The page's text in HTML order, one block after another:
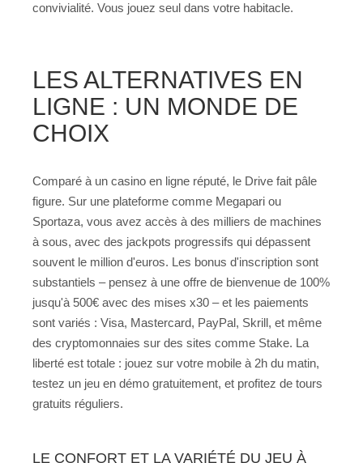
convivialité. Vous jouez seul dans votre habitacle.
LES ALTERNATIVES EN
LIGNE : UN MONDE DE
CHOIX
Comparé à un casino en ligne réputé, le Drive fait pâle
figure. Sur une plateforme comme Megapari ou
Sportaza, vous avez accès à des milliers de machines
à sous, avec des jackpots progressifs qui dépassent
souvent le million d'euros. Les bonus d'inscription sont
substantiels – pensez à une offre de bienvenue de 100%
jusqu'à 500€ avec des mises x30 – et les paiements
sont variés : Visa, Mastercard, PayPal, Skrill, et même
des cryptomonnaies sur des sites comme Stake. La
liberté est totale : jouez sur votre mobile à 2h du matin,
testez un jeu en démo gratuitement, et profitez de tours
gratuits réguliers.
LE CONFORT ET LA VARIÉTÉ DU JEU À